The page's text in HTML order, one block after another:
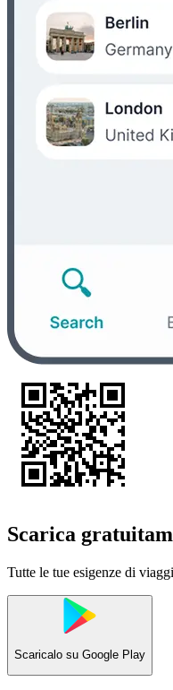
Scarica
Tutte le tue esigenze di
Scaricalo su Google Play